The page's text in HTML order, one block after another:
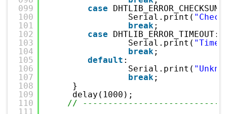
099
100
101
102
103
104
105
106
107
108
109
110
111
case
Serial.print(
break;
case
DHTLIB_ERROR_TIMEOUT:
Serial.print(
break;
default :
Serial.print(
break;
}
delay(1000);
//